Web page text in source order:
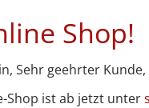
Michaela Butz-Späth
Shop!
Sehr geehrter Kunde,
Shop ist ab jetzt unter